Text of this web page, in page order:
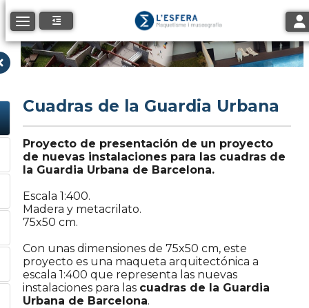
Toggle navigation
Cuadras de la Guardia Urbana
Proyecto de presentación de un proyecto
de nuevas instalaciones para las cuadras de
la Guardia Urbana de Barcelona.
Escala 1:400.
Madera y metacrilato.
75x50 cm.
Con unas dimensiones de 75x50 cm, este
proyecto es una maqueta arquitectónica a
escala 1:400 que representa las nuevas
instalaciones para las cuadras de la Guardia
Urbana de Barcelona.